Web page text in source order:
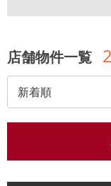
店舗物件一覧 2